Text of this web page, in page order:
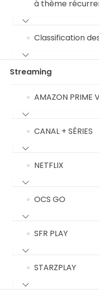
à thème
Classification
Streaming
AMAZON PRIME
CANAL + SÉRIES
NETFLIX
OCS GO
SFR PLAY
STARZPLAY